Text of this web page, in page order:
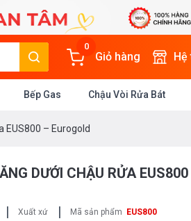
0
Giỏ hàng
Bếp Gas Chậu Vòi Rửa Bát
EUS800 – Eurogold
DƯỚI CHẬU RỬA
| Xuất xứ | Mã sản phẩm EUS800